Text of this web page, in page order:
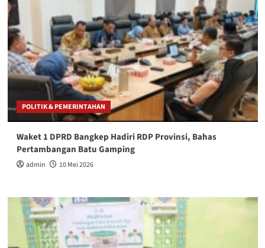
POLITIK & PEMERINTAHAN
Waket 1 DPRD Bangkep Hadiri RDP Provinsi, Bahas
Pertambangan Batu Gamping
admin 10 Mei 2026